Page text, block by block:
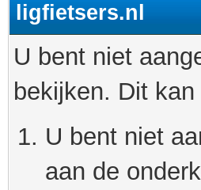
ligfietsers.nl
U bent niet
bekijken. Dit
U bent niet
aan de